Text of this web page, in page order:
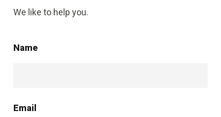
We like to help you.
Name
Email